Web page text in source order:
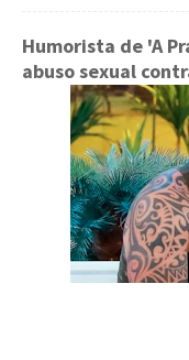
Humorista de 'A
abuso sexual